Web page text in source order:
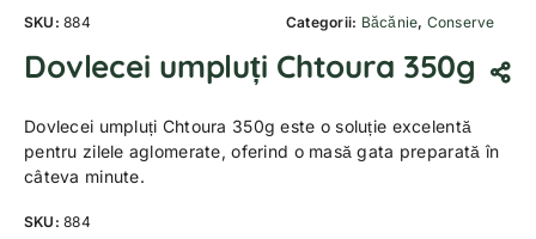
SKU:884 Categorii: Băcănie, Conserve
Dovlecei umpluți Chtoura 350g
Dovlecei umpluți Chtoura 350g este o soluție excelentă
pentru zilele aglomerate, oferind o masă gata preparată în
câteva minute.
SKU:884